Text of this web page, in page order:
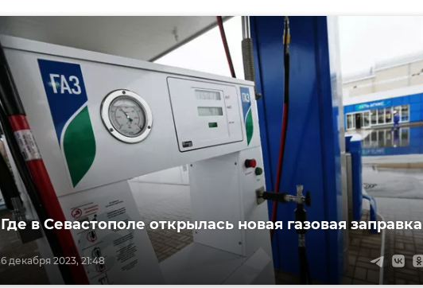
6 декабря 2023, 21:48
Где в Севастополе открылась новая газовая заправка